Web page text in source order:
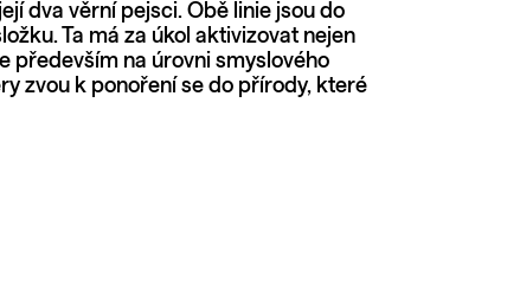
dva věrní pejsci. Obě linie jsou do
Ta má za úkol aktivizovat nejen
především na úrovni smyslového
zvou k ponoření se do přírody, které